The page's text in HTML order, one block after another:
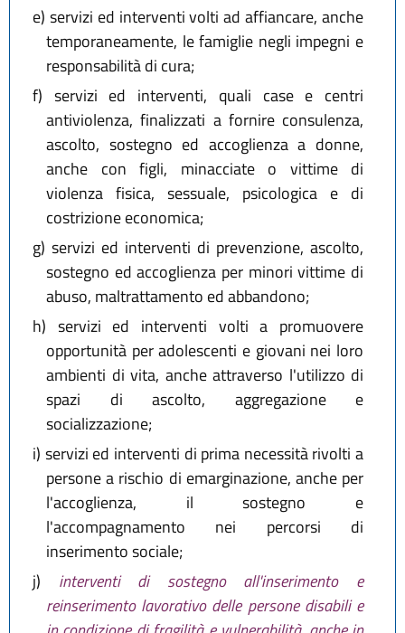
e) servizi ed interventi volti ad affiancare, anche
temporaneamente, le famiglie negli impegni e
responsabilità di cura;
f) servizi ed interventi, quali case e centri
antiviolenza, finalizzati a fornire consulenza,
ascolto, sostegno ed accoglienza a donne,
anche con figli, minacciate o vittime di
violenza fisica, sessuale, psicologica e di
costrizione economica;
g) servizi ed interventi di prevenzione, ascolto,
sostegno ed accoglienza per minori vittime di
abuso, maltrattamento ed abbandono;
h) servizi ed interventi volti a promuovere
opportunità per adolescenti e giovani nei loro
ambienti di vita, anche attraverso l'utilizzo di
spazi di ascolto, aggregazione e
socializzazione;
i) servizi ed interventi di prima necessità rivolti a
persone a rischio di emarginazione, anche per
l'accoglienza, il sostegno e
l'accompagnamento nei percorsi di
inserimento sociale;
j)
interventi di sostegno all'inserimento e
reinserimento lavorativo delle persone disabili e